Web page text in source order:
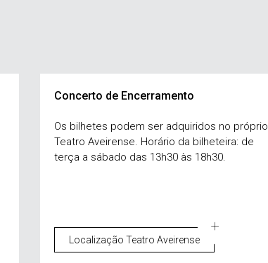
Concerto de Encerramento
Os bilhetes podem ser adquiridos no próprio
Teatro Aveirense. Horário da bilheteira: de
terça a sábado das 13h30 às 18h30.
Localização Teatro Aveirense